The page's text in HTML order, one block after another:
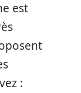
est
: